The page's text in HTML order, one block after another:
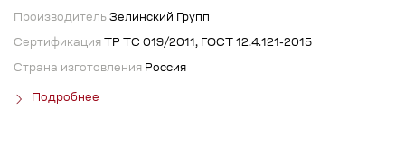
Производитель Зелинский Групп
Сертификация ТР ТС 019/2011, ГОСТ 12.4.121-2015
Страна изготовления Россия
Подробнее